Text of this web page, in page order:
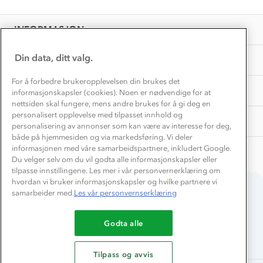
INFORMASJON
Presse
OM OSS
Samarbeide med oss?
TIPS OG RÅD
Store størrelser
Turmat oppskrifter
Beredskap
AKTIVITETER
Overnatte utendørs⛺
Leirskole 🥾
Barnehageansatt
Tips til hyttetur
Du betaler enkelt med
Din data, ditt valg.
For å forbedre brukeropplevelsen din brukes det
informasjonskapsler (cookies). Noen er nødvendige for at
nettsiden skal fungere, mens andre brukes for å gi deg en
personalisert opplevelse med tilpasset innhold og
personalisering av annonser som kan være av interesse for deg,
både på hjemmesiden og via markedsføring. Vi deler
informasjonen med våre samarbeidspartnere, inkludert Google.
Du velger selv om du vil godta alle informasjonskapsler eller
tilpasse innstillingene. Les mer i vår personvernerklæring om
hvordan vi bruker informasjonskapsler og hvilke partnere vi
samarbeider med.Les vår personvernserklæring
Godta alle
Tilpass og avvis